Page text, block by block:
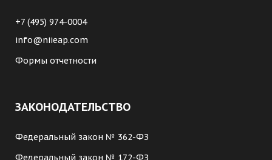
+7 (495) 974-0004
info@niieap.com
Формы отчетности
ЗАКОНОДАТЕЛЬСТВО
Федеральный закон № 362-ФЗ